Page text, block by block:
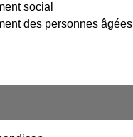
social
des personnes âgées